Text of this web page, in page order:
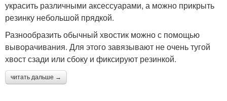
украсить различными аксессуарами, а можно прикрыть
резинку небольшой прядкой.
Разнообразить обычный хвостик можно с помощью
выворачивания. Для этого завязывают не очень тугой
хвост сзади или сбоку и фиксируют резинкой.
читать дальше →